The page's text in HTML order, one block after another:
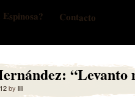
Contacto
“Levanto
by lili